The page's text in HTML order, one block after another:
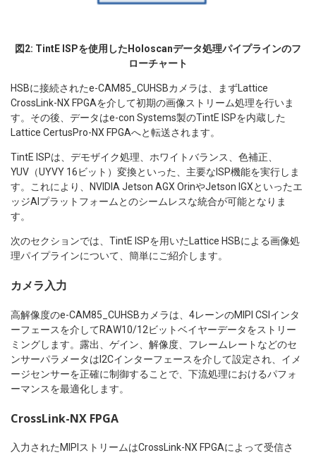
図2: TintE ISPを使用したHoloscanデータ処理パイプラインのフ
ローチャート
HSBに接続されたe-CAM85_CUHSBカメラは、まずLattice
CrossLink-NX FPGAを介して初期の画像ストリーム処理を行いま
す。その後、データはe-con Systems製のTintE ISPを内蔵した
Lattice CertusPro-NX FPGAへと転送されます。
TintE ISPは、デモザイク処理、ホワイトバランス、色補正、
YUV（UYVY 16ビット）変換といった、主要なISP機能を実行しま
す。これにより、NVIDIA Jetson AGX OrinやJetson IGXといったエ
ッジAIプラットフォームとのシームレスな統合が可能となりま
す。
次のセクションでは、TintE ISPを用いたLattice HSBによる画像処
理パイプラインについて、簡単にご紹介します。
カメラ入力
高解像度のe-CAM85_CUHSBカメラは、4レーンのMIPI CSIインタ
ーフェースを介してRAW10/12ビットベイヤーデータをストリー
ミングします。露出、ゲイン、解像度、フレームレートなどのセ
ンサーパラメータはI2Cインターフェースを介して設定され、イメ
ージセンサーを正確に制御することで、下流処理におけるパフォ
ーマンスを最適化します。
CrossLink-NX FPGA
入力されたMIPIストリームはCrossLink-NX FPGAによって受信さ